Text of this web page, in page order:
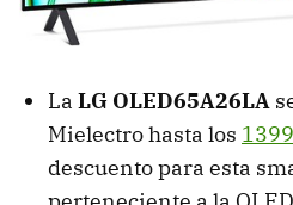
La LG OLED65A26LA
Mielectro hasta los
descuento para esta